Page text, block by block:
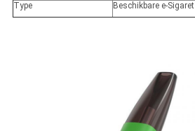
Type
Beschikbare e-Sigaret